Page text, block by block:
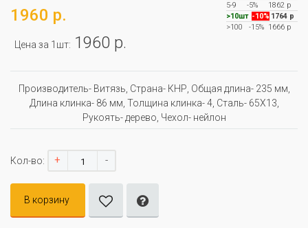
1960 р.
Цена за 1шт: 1960 р.
5-9
-5%
1862 р
>10шт -10% 1764 р
>100
-15% 1666 р
Производитель- Витязь, Страна- КНР, Oбщая длина- 235 мм,
Длина клинка- 86 мм, Толщина клинка- 4, Сталь- 65Х13,
Рукоять- дерево, Чехол- нейлон
Кол-во: + -
В корзину